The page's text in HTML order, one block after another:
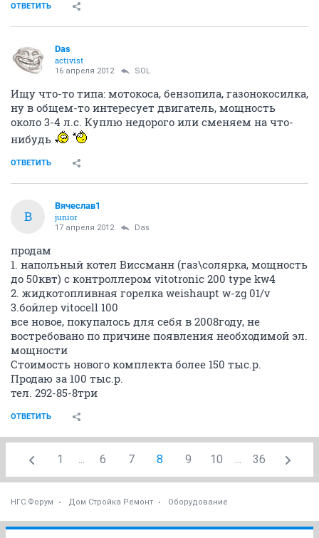
ОТВЕТИТЬ
Das
activist
16 апреля 2012 SOL
Ищу что-то типа: мотокоса, бензопила, газонокосилка,
ну в общем-то интересует двигатель, мощность
около 3-4 л.с. Куплю недорого или сменяем на что-
нибудь
ОТВЕТИТЬ
В
Вячеслав1
junior
17 апреля 2012 Das
продам
1. напольный котел Виссманн (газ\солярка, мощность
до 50квт) с контроллером vitotronic 200 type kw4
2. жидкотопливная горелка weishaupt w-zg 01/v
3.бойлер vitocell 100
все новое, покупалось для себя в 2008году, не
востребовано по причине появления необходимой эл.
мощности
Стоимость нового комплекта более 150 тыс.р.
Продаю за 100 тыс.р.
тел. 292-85-8три
ОТВЕТИТЬ
1 ... 6 7 8 9 10 ... 36
НГС.Форум Дом Стройка Ремонт Оборудование